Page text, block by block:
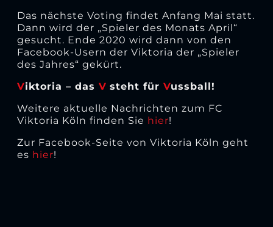
Das nächste Voting findet Anfang Mai statt.
Dann wird der „Spieler des Monats April“
gesucht. Ende 2020 wird dann von den
Facebook-Usern der Viktoria der „Spieler
des Jahres“ gekürt.
Viktoria – das V steht für Vussball!
Weitere aktuelle Nachrichten zum FC
Viktoria Köln finden Sie hier!
Zur Facebook-Seite von Viktoria Köln geht
es hier!